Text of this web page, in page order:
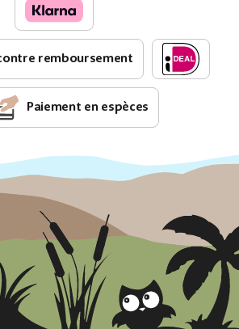
remboursement
Paiement en espèces